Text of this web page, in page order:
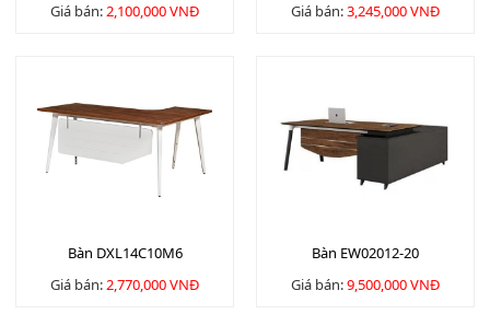
Giá bán:2,100,000 VNĐ
Giá bán:3,245,000 VNĐ
Bàn DXL14C10M6
Giá bán:2,770,000 VNĐ
Bàn EW02012-20
Giá bán:9,500,000 VNĐ